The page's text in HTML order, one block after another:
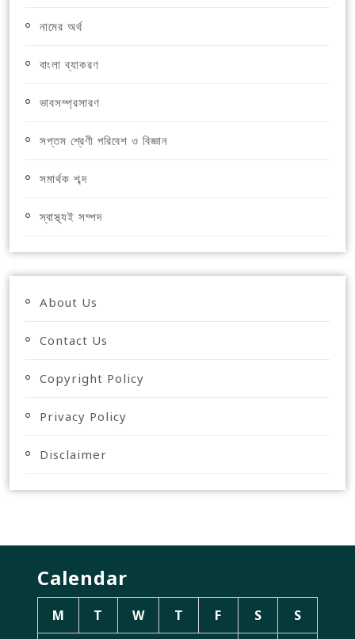
নামের অর্থ
বাংলা ব্যাকরণ
ভাবসম্প্রসারণ
সপ্তম শ্রেণী পরিবেশ ও বিজ্ঞান
সমার্থক শব্দ
স্বাস্থ্যই সম্পদ
About Us
Contact Us
Copyright Policy
Privacy Policy
Disclaimer
Calendar
M T W T F S
S